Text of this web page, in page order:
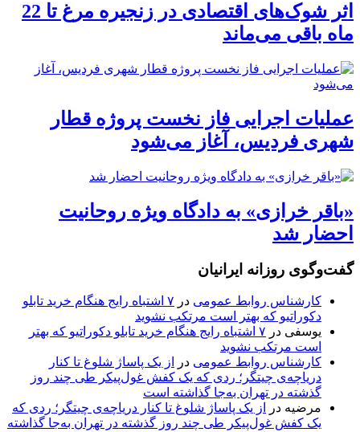
اثر شوک‌های اقتصادی در زنجیره مرغ تا 22
ماه باقی می‌ماند
عملیات اجرایی فاز نخست پروژه قطار
شهری فردیس، آغاز می‌شود
«باقر خرازی» به دادگاه ویژه روحانیت
احضار شد
گفت‌وگوی روزانه ایرانیان
کارشناس روابط عمومی در
۷ اشتباه رایج هنگام خرید تابلو
دکوراتیو که بهتر است مرتکب نشوید
یوسفی در
۷ اشتباه رایج هنگام خرید تابلو دکوراتیو که بهتر
است مرتکب نشوید
کارشناس روابط عمومی در
از یک پاساژ شلوغ تا کنار
دریاچه‌ی چیتگر؛ ردی که یک کفش غول‌پیکر طی چند روز
گذشته در تهران به‌جا گذاشته است
مرضیه در
از یک پاساژ شلوغ تا کنار دریاچه‌ی چیتگر؛ ردی که
یک کفش غول‌پیکر طی چند روز گذشته در تهران به‌جا گذاشته